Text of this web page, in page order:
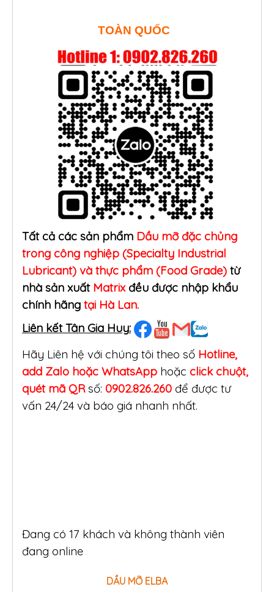
TOÀN QUỐC
Tất cả các sản phẩm Dầu mỡ đặc chủng
trong công nghiệp (Specialty Industrial
Lubricant) và thực phẩm (Food Grade) từ
nhà sản xuấtMatrix đều được nhập khẩu
chính hãng tại Hà Lan.
Liên kết Tân Gia Huy:
Hãy Liên hệ với chúng tôi theo số Hotline,
add Zalo hoặc WhatsApp hoặc click chuột,
quét mã QRsố: 0902.826.260 để được tư
vấn 24/24 và báo giá nhanh nhất.
Đang có 17 khách và không thành viên
đang online
DẦU MỠ ELBA